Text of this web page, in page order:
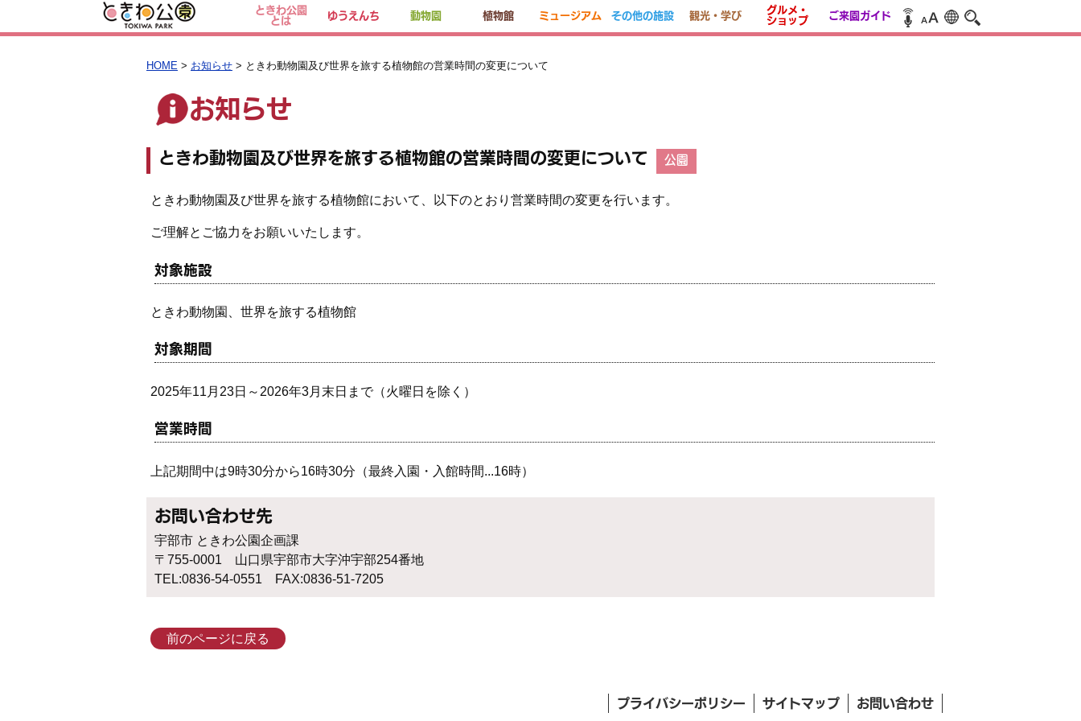
ときわ公園
とは
ゆうえんち 動物園 植物館 ミュージアム その他の施設 観光・学び
グルメ・
ショップ
ご来園ガイド
HOME > お知らせ > ときわ動物園及び世界を旅する植物館の営業時間の変更について
お知らせ
ときわ動物園及び世界を旅する植物館の営業時間の変更について 公園
ときわ動物園及び世界を旅する植物館において、以下のとおり営業時間の変更を行います。
ご理解とご協力をお願いいたします。
対象施設
ときわ動物園、 世界を旅する植物館
対象期間
2025年11月23日～2026年3月末日まで（火曜日を除く）
営業時間
上記期間中は9時30分から16時30分（最終入園・入館時間...16時）
お問い合わせ先
宇部市 ときわ公園企画課
〒755-0001 山口県宇部市大字沖宇部254番地
TEL:0836-54-0551 FAX:0836-51-7205
前のページに戻る
プライバシーポリシー サイトマップ お問い合わせ